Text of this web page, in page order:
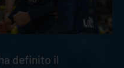
definito il